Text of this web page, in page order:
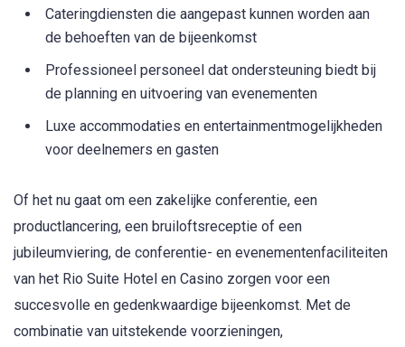
Cateringdiensten die aangepast kunnen worden aan
de behoeften van de bijeenkomst
Professioneel personeel dat ondersteuning biedt bij
de planning en uitvoering van evenementen
Luxe accommodaties en entertainmentmogelijkheden
voor deelnemers en gasten
Of het nu gaat om een zakelijke conferentie, een
productlancering, een bruiloftsreceptie of een
jubileumviering, de conferentie- en evenementenfaciliteiten
van het Rio Suite Hotel en Casino zorgen voor een
succesvolle en gedenkwaardige bijeenkomst. Met de
combinatie van uitstekende voorzieningen,